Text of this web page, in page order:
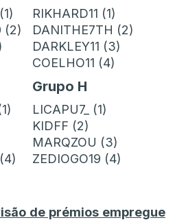
RIKHARD11 (1)
(2)
DANITHE7TH (2)
DARKLEY11 (3)
COELHO11 (4)
Grupo H
LICAPU7_ (1)
KIDFF (2)
MARQZOU (3)
ZEDIOGO19 (4)
de prémios empregue